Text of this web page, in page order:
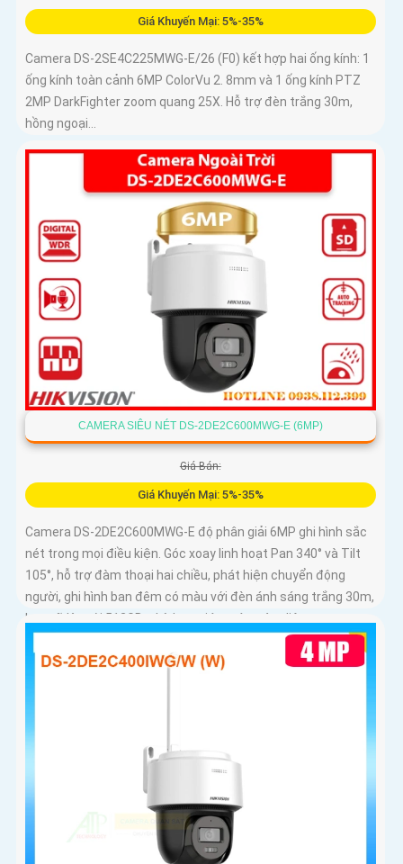
Giá Khuyến Mại: 5%-35%
Camera DS-2SE4C225MWG-E/26 (F0) kết hợp hai ống kính: 1
ống kính toàn cảnh 6MP ColorVu 2. 8mm và 1 ống kính PTZ
2MP DarkFighter zoom quang 25X. Hỗ trợ đèn trắng 30m,
hồng ngoại...
CAMERA SIÊU NÉT DS-2DE2C600MWG-E (6MP)
Giá Bán:
Giá Khuyến Mại: 5%-35%
Camera DS-2DE2C600MWG-E độ phân giải 6MP ghi hình sắc
nét trong mọi điều kiện. Góc xoay linh hoạt Pan 340° và Tilt
105°, hỗ trợ đàm thoại hai chiều, phát hiện chuyển động
người, ghi hình ban đêm có màu với đèn ánh sáng trắng 30m,
lưu trữ lên tới 512GB, phù hợp giám sát toàn diện